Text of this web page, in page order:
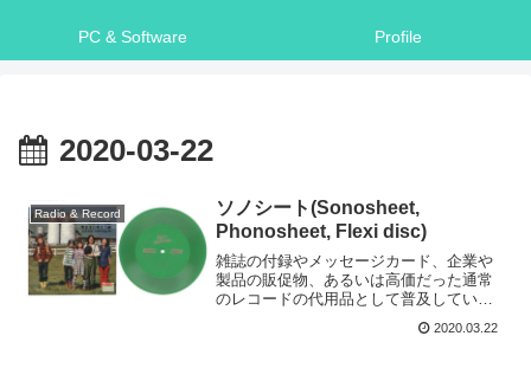
PC & Software Profile
2020-03-22
Radio & Record
ソノシート(Sonosheet,
Phonosheet, Flexi disc)
雑誌の付録やメッセージカード、企業や
製品の販促物、あるいは高価だった通常
のレコードの代用品として普及していた
ノシートです。 1958年（昭和33年）にフ
2020.03.22